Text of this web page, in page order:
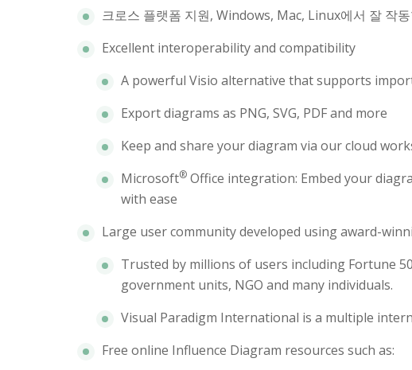
크로스 플랫폼 지원, Windows, Mac, Linux에서 잘 작
Excellent interoperability and compatibility
A powerful Visio alternative that supports
Export diagrams as PNG, SVG, PDF and more
Keep and share your diagram via our cloud
Microsoft®Office integration: Embed your
with ease
Large user community developed using award-
Trusted by millions of users including Fortune
government units, NGO and many individuals.
Visual Paradigm International is a multiple
Free online Influence Diagram resources such as: